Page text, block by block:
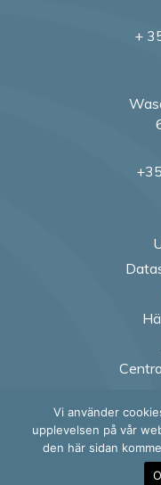
+
Vi använder
upplevelsen på vår
den här sidan